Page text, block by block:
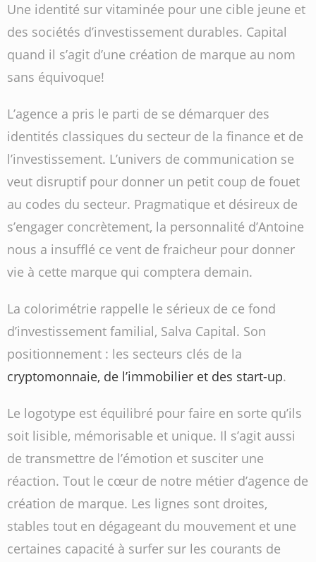
Une identité sur vitaminée pour une cible jeune et
des sociétés d’investissement durables. Capital
quand il s’agit d’une création de marque au nom
sans équivoque!
L’agence a pris le parti de se démarquer des
identités classiques du secteur de la finance et de
l’investissement. L’univers de communication se
veut disruptif pour donner un petit coup de fouet
au codes du secteur. Pragmatique et désireux de
s’engager concrètement, la personnalité d’Antoine
nous a insufflé ce vent de fraicheur pour donner
vie à cette marque qui comptera demain.
La colorimétrie rappelle le sérieux de ce fond
d’investissement familial, Salva Capital. Son
positionnement : les secteurs clés de la
cryptomonnaie, de l’immobilier et des start-up.
Le logotype est équilibré pour faire en sorte qu’ils
soit lisible, mémorisable et unique. Il s’agit aussi
de transmettre de l’émotion et susciter une
réaction. Tout le cœur de notre métier d’agence de
création de marque. Les lignes sont droites,
stables tout en dégageant du mouvement et une
certaines capacité à surfer sur les courants de